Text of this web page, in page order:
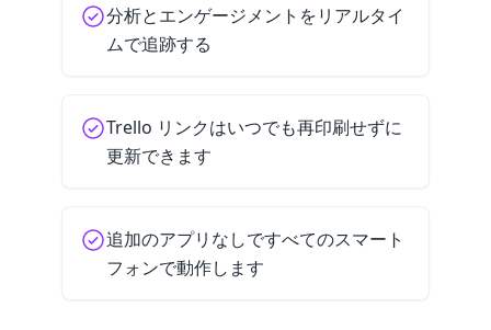
分析とエンゲージメントをリアルタイ
ムで追跡する
Trello リンクはいつでも再印刷せずに
更新できます
追加のアプリなしですべてのスマート
フォンで動作します